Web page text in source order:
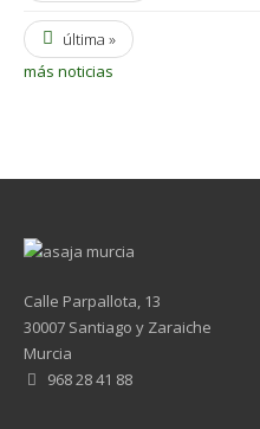
última »
más noticias
Calle Parpallota, 13
30007 Santiago y Zaraiche
Murcia
968 28 41 88